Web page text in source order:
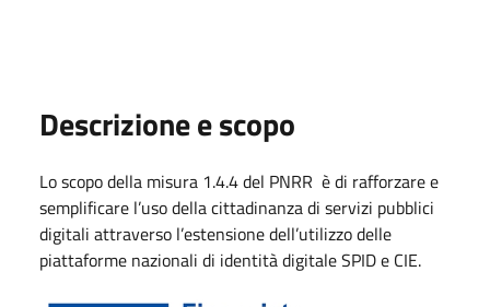
Descrizione e scopo
Lo scopo della misura 1.4.4 del PNRR è di rafforzare e
semplificare l’uso della cittadinanza di servizi pubblici
digitali attraverso l’estensione dell’utilizzo delle
piattaforme nazionali di identità digitale SPID e CIE.